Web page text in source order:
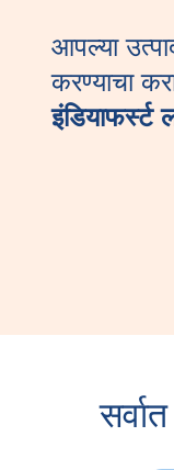
आपल्या
करण्याचा
इंडियाफर्स्ट